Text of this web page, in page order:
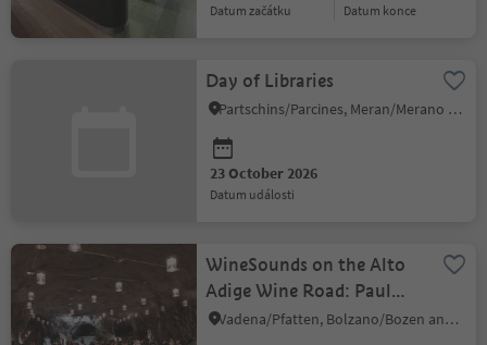
datum začátku datum konce
Day of Libraries
Partschins/Parcines, Meran/Merano and environs
23 October 2026
datum události
WineSounds on the Alto
Adige Wine Road: Paul
Herbst at the Rock Cellar
Vadena/Pfatten, Bolzano/Bozen and environs